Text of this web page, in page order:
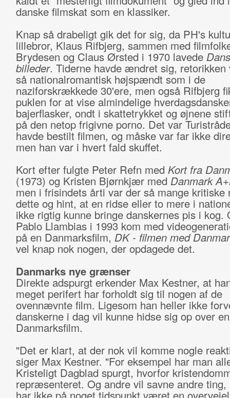
danske filmskat som en klassiker.
Knap så drabeligt gik det for sig, da PH's
lillebror, Klaus Rifbjerg, sammen med
Brydesen og Claus Ørsted i 1970 lavede
billeder. Tiderne havde ændret sig, retorikken
så nationalromantisk højspændt som i de
naziforskrækkede 30'ere, men også Rifbjerg
puklen for at vise almindelige
bajerflasker, ondt i skattetrykket og øjnene
på den netop frigivne porno. Det var
havde bestilt filmen, og måske var far ikke
men han var i hvert fald skuffet.
Kort efter fulgte Peter Refn med Kort fra
(1973) og Kristen Bjørnkjær med Danmark
men i frisindets årti var der så mange kritiske
dette og hint, at en ridse eller to mere i
ikke rigtig kunne bringe danskernes pis i kog.
Pablo Llambias i 1993 kom med
på en Danmarksfilm, DK - filmen med
vel knap nok nogen, der opdagede det.
Danmarks nye grænser
Direkte adspurgt erkender Max Kestner, at
meget perifert har forholdt sig til nogen af de
ovennævnte film. Ligesom han heller ikke
danskerne i dag vil kunne hidse sig op over en
Danmarksfilm.
"Det er klart, at der nok vil komme nogle
siger Max Kestner. "For eksempel har man
Kristeligt Dagblad spurgt, hvorfor
repræsenteret. Og andre vil savne andre ting,